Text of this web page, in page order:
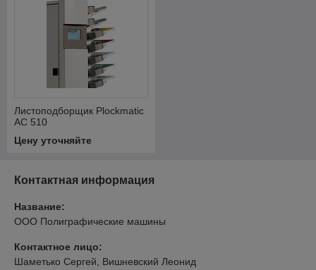
Листоподборщик Plockmatic
AC 510
Цену уточняйте
Контактная информация
Название:
ООО Полиграфические машины
Контактное лицо:
Шаметько Сергей, Вишневский Леонид